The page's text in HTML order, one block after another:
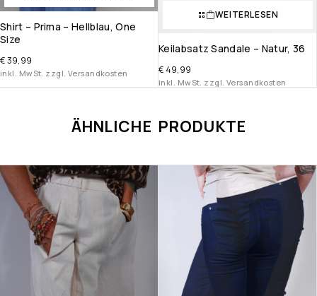
Shirt – Prima – Hellblau, One
Size
€39,99
inkl. MwSt. zzgl. Versandkosten
WEITERLESEN
Keilabsatz Sandale – Natur, 36
€ 49,99
inkl. MwSt. zzgl. Versandkosten
ÄHNLICHE PRODUKTE